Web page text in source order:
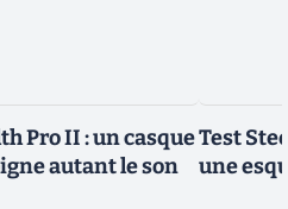
Pro II : un casque
autant le son
Test
une